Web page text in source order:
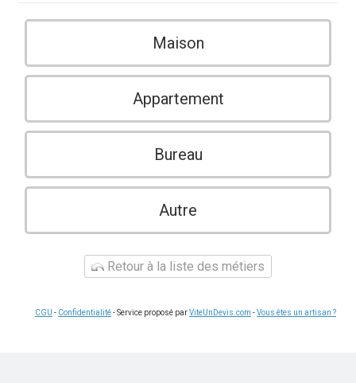
Maison
Appartement
Bureau
Autre
Retour à la liste des métiers
CGU - Confidentialité- Service proposé parViteUnDevis.com -Vous êtes un artisan ?